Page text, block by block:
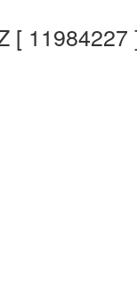
[ 11984227